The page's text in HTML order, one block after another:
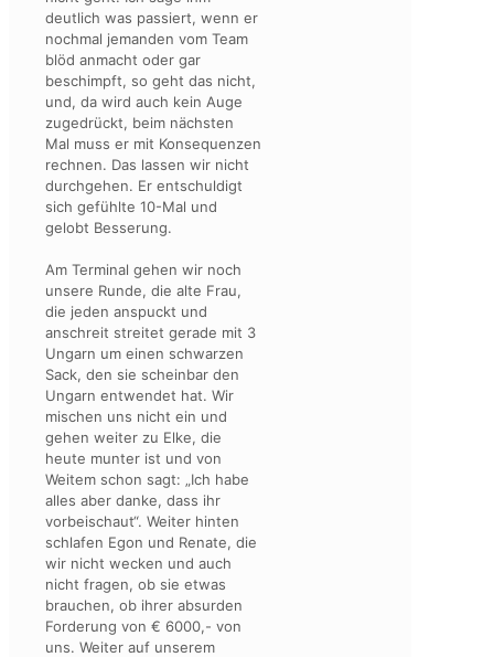
deutlich was passiert, wenn er
nochmal jemanden vom Team
blöd anmacht oder gar
beschimpft, so geht das nicht,
und, da wird auch kein Auge
zugedrückt, beim nächsten
Mal muss er mit Konsequenzen
rechnen. Das lassen wir nicht
durchgehen. Er entschuldigt
sich gefühlte 10-Mal und
gelobt Besserung.
Am Terminal gehen wir noch
unsere Runde, die alte Frau,
die jeden anspuckt und
anschreit streitet gerade mit 3
Ungarn um einen schwarzen
Sack, den sie scheinbar den
Ungarn entwendet hat. Wir
mischen uns nicht ein und
gehen weiter zu Elke, die
heute munter ist und von
Weitem schon sagt: „Ich habe
alles aber danke, dass ihr
vorbeischaut“. Weiter hinten
schlafen Egon und Renate, die
wir nicht wecken und auch
nicht fragen, ob sie etwas
brauchen, ob ihrer absurden
Forderung von € 6000,- von
uns. Weiter auf unserem